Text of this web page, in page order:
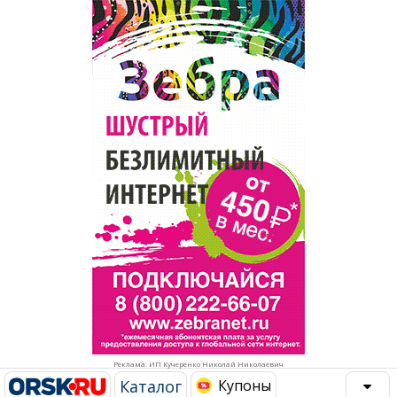
Реклама. ИП Кучеренко Николай Николаевич
Каталог Купоны
Рестораны, кафе, бары
Развлечения и отдых
Спорт Фитнес
Недвижимость
Красота Косметология
Торговля
Бизнес и финансы
Юристы, Экспертиза, Страхование
Ремонт
Социальные организации
Это интересно
Администрация
Популярное →